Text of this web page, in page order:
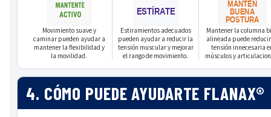
Movimiento suave y
caminar pueden ayudar a
mantener la flexibilidad y
la movilidad.
Estiramientos adecuados
pueden ayudar a reducir la
tensión muscular y mejorar
el rango de movimiento.
Mantener la columna
alineada puede
tensión innecesaria
músculos y
4. CÓMO PUEDE AYUDARTE FLANAX®